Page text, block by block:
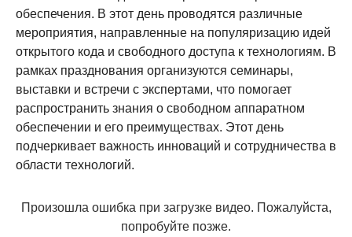
обеспечения. В этот день проводятся различные
мероприятия, направленные на популяризацию идей
открытого кода и свободного доступа к технологиям. В
рамках празднования организуются семинары,
выставки и встречи с экспертами, что помогает
распространить знания о свободном аппаратном
обеспечении и его преимуществах. Этот день
подчеркивает важность инноваций и сотрудничества в
области технологий.
Произошла ошибка при загрузке видео. Пожалуйста,
попробуйте позже.